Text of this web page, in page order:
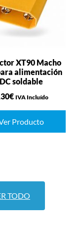
XT90 Macho
alimentación
DC soldable
€ IVA Incluído
Producto
TODO